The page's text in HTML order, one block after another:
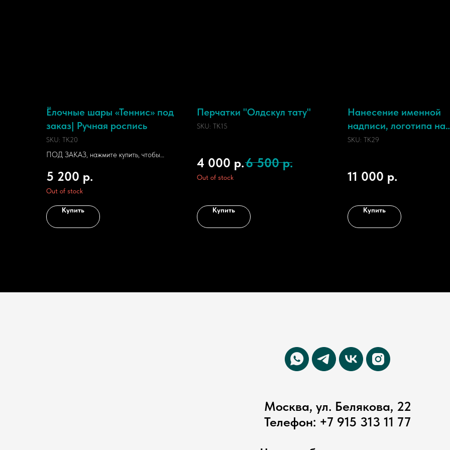
Ёлочные шары «Теннис» под
заказ| Ручная роспись
SKU: TK20
ПОД ЗАКАЗ, нажмите купить, чтобы
5 200 р.
Out of stock
Купить
Перчатки "Олдскул тату"
SKU: TK15
4 000 р.6 500 р.
Out of stock
Купить
Нанесение именной
надписи, логотипа на
спортивную сумку или
SKU: TK29
11 000 р.
Купить
Москва, ул. Белякова, 22
Телефон: +7 915 313 11 77